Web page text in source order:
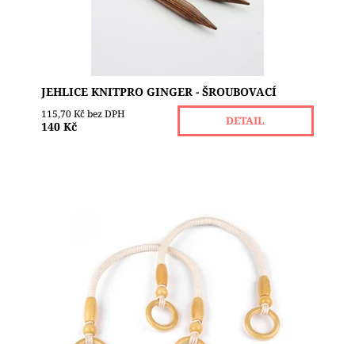
JEHLICE KNITPRO GINGER - ŠROUBOVACÍ
115,70 Kč bez DPH
140 Kč DETAIL
Ucha s kroužky nebo ucha s korálky a kroužky
jsou textilní, na obou koncích opatřené dřevěnými
kroužky. Ucho měří 44 cm nebo 50-55 cm,
kroužek...
Dostupnost:
Skladem 7